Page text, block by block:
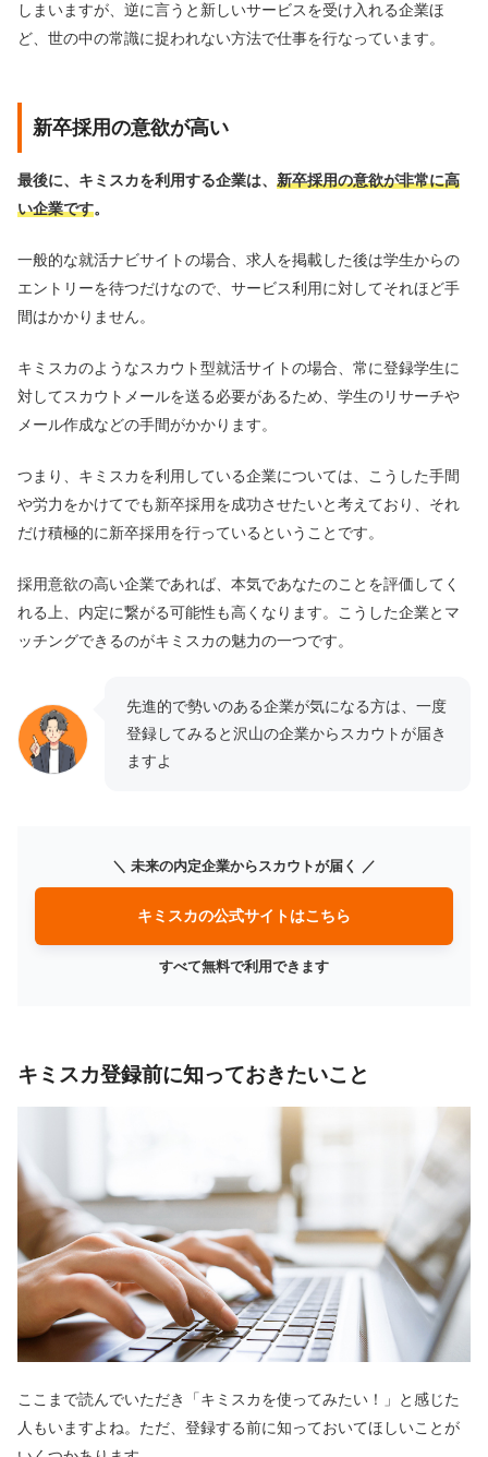
しまいますが、逆に言うと新しいサービスを受け入れる企業ほ
ど、世の中の常識に捉われない方法で仕事を行なっています。
新卒採用の意欲が高い
最後に、キミスカを利用する企業は、 新卒採用の意欲が非常に高
い企業です。
一般的な就活ナビサイトの場合、求人を掲載した後は学生からの
エントリーを待つだけなので、サービス利用に対してそれほど手
間はかかりません。
キミスカのようなスカウト型就活サイトの場合、常に登録学生に
対してスカウトメールを送る必要があるため、学生のリサーチや
メール作成などの手間がかかります。
つまり、キミスカを利用している企業については、こうした手間
や労力をかけてでも新卒採用を成功させたいと考えており、それ
だけ積極的に新卒採用を行っているということです。
採用意欲の高い企業であれば、本気であなたのことを評価してく
れる上、内定に繋がる可能性も高くなります。こうした企業とマ
ッチングできるのがキミスカの魅力の一つです。
先進的で勢いのある企業が気になる方は、一度
登録してみると沢山の企業からスカウトが届き
ますよ
＼ 未来の内定企業からスカウトが届く ／
キミスカの公式サイトはこちら
すべて無料で利用できます
キミスカ登録前に知っておきたいこと
ここまで読んでいただき「キミスカを使ってみたい！」と感じた
人もいますよね。ただ、登録する前に知っておいてほしいことが